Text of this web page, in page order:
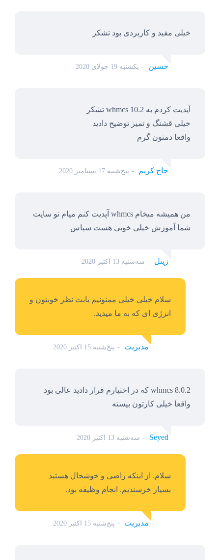
خیلی مفید و کاربردی بود تشکر
حسین یکشنبه 19 جولای 2020
آپدیت کردم به whmcs 10.2 تشکر
خیلی قشنگ و تمیز توضیح دادید
واقعا دمتون گرم
حاج کریم پنج‌شنبه 17 سپتامبر 2020
من همیشه میخام whmcs آپدیت کنم میام تو سایت
شما آموزش خیلی خوبی هست سپاس
زینل سه‌شنبه 13 اکتبر 2020
سلام خیلی خیلی ممنونیم بابت نظر خوبتون و
انرژی ای که به ما میدید.
مدیریت پنج‌شنبه 15 اکتبر 2020
whmcs 8.0.2 که در اختیارم قرار دادید عالی بود
واقعا خیلی کارتون بیسته
Seyed سه‌شنبه 13 اکتبر 2020
سلام. از اینکه راضی و خوشحال هستید
بسیار خرسندیم. انجام وظیفه بود.
مدیریت پنج‌شنبه 15 اکتبر 2020